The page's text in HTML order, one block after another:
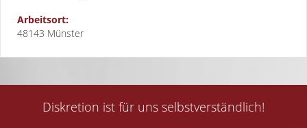
Arbeitsort:
48143 Münster
Diskretion ist für uns selbstverständlich!